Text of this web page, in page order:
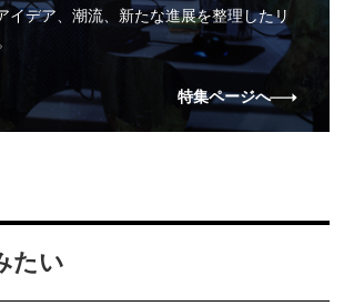
イデア、潮流、新たな進展を整理したリ
特集ページへ
たい